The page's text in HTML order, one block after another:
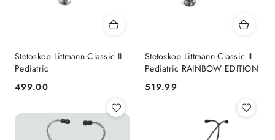
Stetoskop Littmann Classic II
Pediatric
Cena:
499.00
Stetoskop Littmann Classic II
Pediatric RAINBOW EDITION
Cena:
519.99